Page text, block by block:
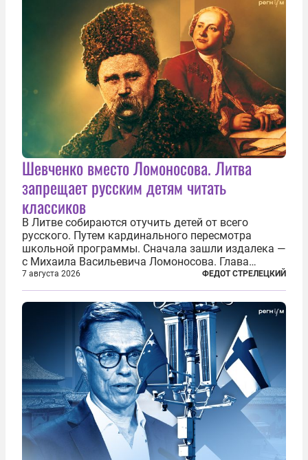
Шевченко вместо Ломоносова. Литва
запрещает русским детям читать
классиков
В Литве собираются отучить детей от всего
русского. Путем кардинального пересмотра
школьной программы. Сначала зашли издалека —
с Михаила Васильевича Ломоносова. Глава
правительства Литвы Миндаугас Синкявичюс
предложил исключить его тексты из программ
общего образования. Мотивировал он это тем,
7 августа 2026 ФЕДОТ СТРЕЛЕЦКИЙ